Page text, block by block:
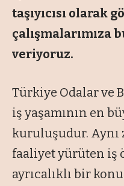
taşıyıcısı olarak
çalışmalarımıza
veriyoruz.
Türkiye Odalar ve
iş yaşamının en
kuruluşudur. Aynı
faaliyet yürüten iş
ayrıcalıklı bir